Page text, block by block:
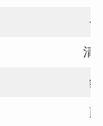
清